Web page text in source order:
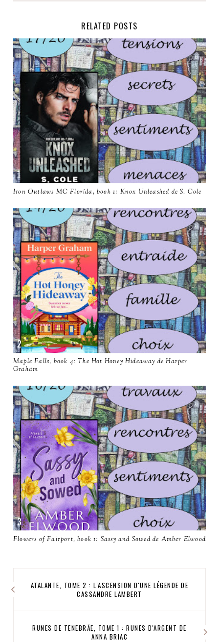
RELATED POSTS
Iron Outlaws MC Florida, book 1: Knox Unleashed de S. Cole
Maple Falls, book 4: The Hot Honey Hideaway de Harper
Graham
Flowers of Fairport, book 1: Sassy and Sowed de Amber Elwood
ATALANTE, TOME 2 : L'ASCENSION D'UNE LÉGENDE DE
CASSANDRE LAMBERT
RUNES DE TENEBRÄE, TOME 1 : RUNES D'ARGENT DE
ANNA BRIAC